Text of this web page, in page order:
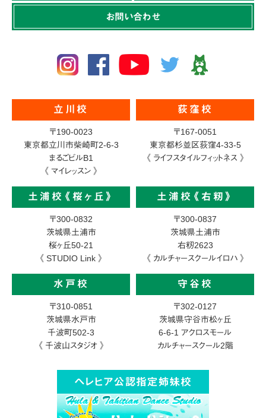
お問い合わせ
立川校
〒190-0023
東京都立川市柴崎町2-6-3
まるごビルB1
《 マイレッスン 》
荻窪校
〒167-0051
東京都杉並区荻窪4-33-5
《 ライフスタイルフィットネス 》
土浦校《桜ヶ丘》
〒300-0832
茨城県土浦市
桜ヶ丘50-21
《 STUDIO Link 》
土浦校《右籾》
〒300-0837
茨城県土浦市
右籾2623
《 カルチャースクールイロハ 》
水戸校
〒310-0851
茨城県水戸市
千波町502-3
《 千波山スタジオ 》
守谷校
〒302-0127
茨城県守谷市松ヶ丘
6-6-1 アクロスモール
カルチャースクール2階